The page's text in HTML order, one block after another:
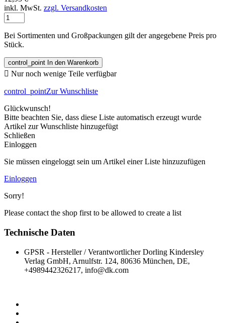
inkl. MwSt. zzgl. Versandkosten
Bei Sortimenten und Großpackungen gilt der angegebene Preis pro
Stück.
control_point In den Warenkorb
 Nur noch wenige Teile verfügbar
control_pointZur Wunschliste
Glückwunsch!
Bitte beachten Sie, dass diese Liste automatisch erzeugt wurde
Artikel zur Wunschliste hinzugefügt
Schließen
Einloggen
Sie müssen eingeloggt sein um Artikel einer Liste hinzuzufügen
Einloggen
Sorry!
Please contact the shop first to be allowed to create a list
Technische Daten
GPSR - Hersteller / Verantwortlicher Dorling Kindersley
Verlag GmbH, Arnulfstr. 124, 80636 München, DE,
+4989442326217, info@dk.com